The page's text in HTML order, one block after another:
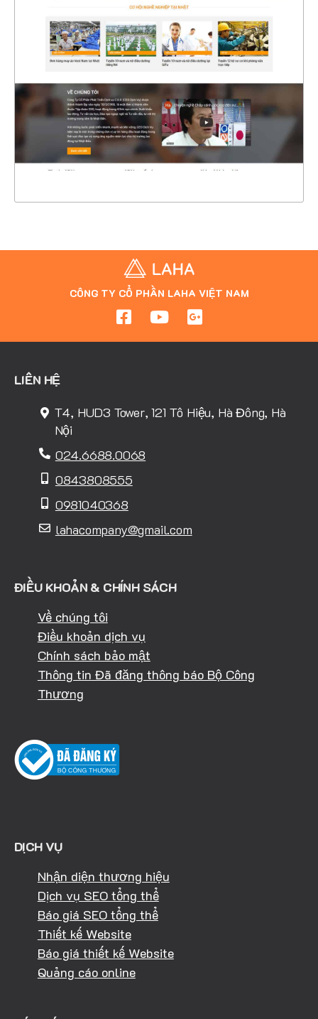
4359
CHI TIẾT
XEM THỰC TẾ
CÔNG TY CỔ PHẦN LAHA VIỆT NAM
LIÊN HỆ
T4, HUD3 Tower, 121 Tô Hiệu, Hà Đông, Hà
Nội
024.6688.0068
0843808555
0981040368
lahacompany@gmail.com
ĐIỀU KHOẢN & CHÍNH SÁCH
Về chúng tôi
Điều khoản dịch vụ
Chính sách bảo mật
Thông tin Đã đăng thông báo Bộ Công
Thương
DỊCH VỤ
Nhận diện thương hiệu
Dịch vụ SEO tổng thể
Báo giá SEO tổng thể
Thiết kế Website
Báo giá thiết kế Website
Quảng cáo online